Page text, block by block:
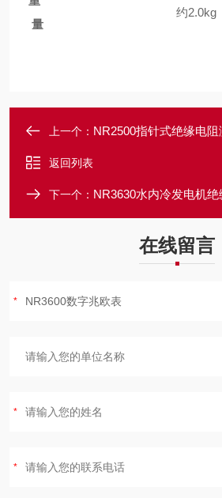
量
约2.0kg
上一个： NR2500指针式绝缘电阻
返回列表
下一个： NR3630水内冷发电机
在线留言